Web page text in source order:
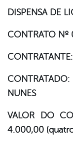
DISPENSA DE
CONTRATO Nº
NUNES
VALOR DO
4.000,00